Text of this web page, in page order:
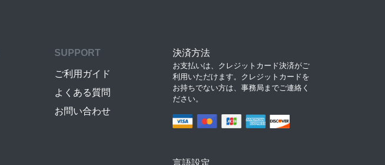
SUPPORT
ご利用ガイド
よくある質問
お問い合わせ
決済方法
お支払いは、クレジットカード決済がご
利用いただけます。クレジットカードを
お持ちでない方は、事務局までご連絡く
ださい。
言語設定